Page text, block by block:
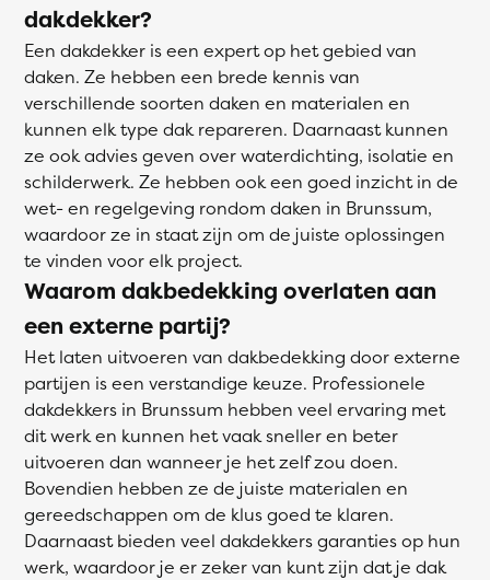
dakdekker?
Een dakdekker is een expert op het gebied van
daken. Ze hebben een brede kennis van
verschillende soorten daken en materialen en
kunnen elk type dak repareren. Daarnaast kunnen
ze ook advies geven over waterdichting, isolatie en
schilderwerk. Ze hebben ook een goed inzicht in de
wet- en regelgeving rondom daken in Brunssum,
waardoor ze in staat zijn om de juiste oplossingen
te vinden voor elk project.
Waarom dakbedekking overlaten aan
een externe partij?
Het laten uitvoeren van dakbedekking door externe
partijen is een verstandige keuze. Professionele
dakdekkers in Brunssum hebben veel ervaring met
dit werk en kunnen het vaak sneller en beter
uitvoeren dan wanneer je het zelf zou doen.
Bovendien hebben ze de juiste materialen en
gereedschappen om de klus goed te klaren.
Daarnaast bieden veel dakdekkers garanties op hun
werk, waardoor je er zeker van kunt zijn dat je dak